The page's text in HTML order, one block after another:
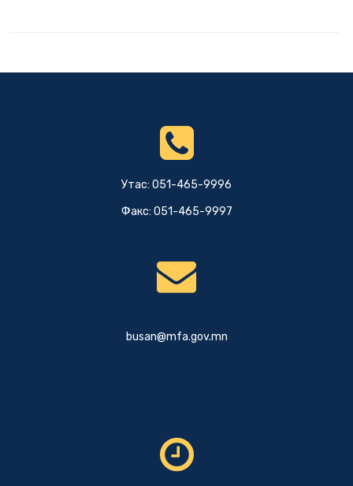
Утас: 051-465-9996
Факс: 051-465-9997
busan@mfa.gov.mn